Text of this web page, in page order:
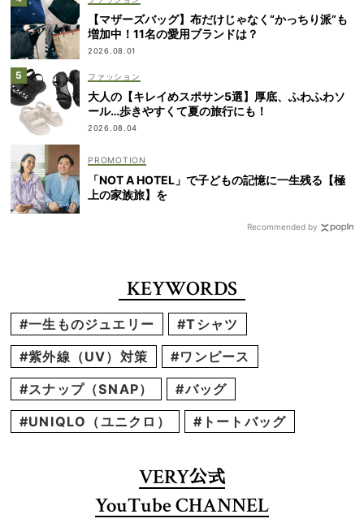
【マザーズバッグ】布だけじゃなく“かっちり派”も
増加中！11名の愛用ブランドは？
2026.08.01
ファッション
大人の【キレイめスポサン5選】厚底、ふわふわソ
ール…歩きやすくて夏の旅行にも！
2026.08.04
「NOT A HOTEL」で子どもの記憶に一生残る【極
上の家族旅】を
Recommended by
KEYWORDS
#一生ものジュエリー
#Tシャツ
#紫外線（UV）対策
#ワンピース
#スナップ（SNAP）
#バッグ
#UNIQLO（ユニクロ）
#トートバッグ
VERY公式
YouTube CHANNEL